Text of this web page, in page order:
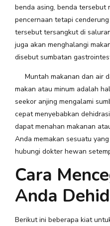
benda asing, benda tersebut
pencernaan tetapi
tersebut tersangkut di
juga akan menghalangi
disebut sumbatan
Muntah makanan dan air
makan atau minum adalah
seekor anjing mengalami
cepat menyebabkan
dapat menahan makanan
Anda memakan sesuatu
hubungi dokter hewan
Cara
Anda
Berikut ini beberapa kiat